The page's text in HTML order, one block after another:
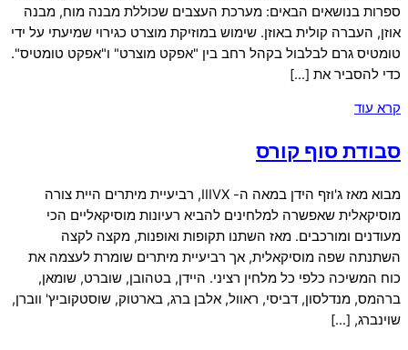
ספרות בנושאים הבאים: מערכת העצבים שכוללת מבנה מוח, מבנה
אוזן, העברה קולית באוזן. שימוש במוזיקת מוצרט כגירוי שמיעתי על ידי
טומטיס גרם לבלבול בקהל רחב בין "אפקט מוצרט" ו"אפקט טומטיס".
כדי להסביר את […]
קרא עוד
סבודת סוף קורס
מבוא מאז ג'וזף הידן במאה ה- IIIVX, רביעיית מיתרים היית צורה
מוסיקאלית שאפשרה למלחינים להביא רעיונות מוסיקאליים הכי
מעודנים ומורכבים. מאז השתנו תקופות ואופנות, מקצה לקצה
השתנתה שפה מוסיקאלית, אך רביעיית מיתרים שומרת לעצמה את
כוח המשיכה כלפי כל מלחין רציני. היידן, בטהובן, שוברט, שומאן,
ברהמס, מנדלסון, דביסי, ראוול, אלבן ברג, בארטוק, שוסטקוביץ' ווברן,
שוינברג, […]